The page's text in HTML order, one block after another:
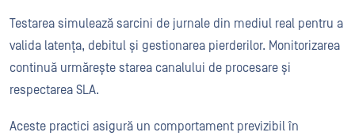
Testarea simulează sarcini de jurnale din mediul real pentru a
valida latența, debitul și gestionarea pierderilor. Monitorizarea
continuă urmărește starea canalului de procesare și
respectarea SLA.
Aceste practici asigură un comportament previzibil în